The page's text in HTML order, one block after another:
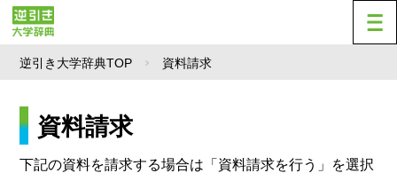
逆引き大学辞典TOP 資料請求
資料請求
下記の資料を請求する場合は「資料請求を行う」を選択